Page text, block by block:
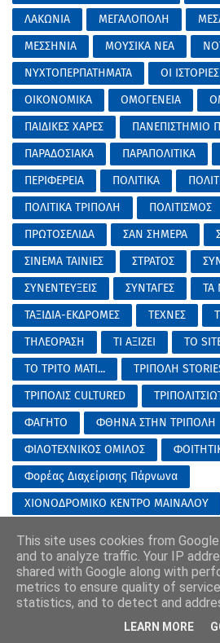
ΛΑΚΩΝΙΑ
ΜΕΓΑΛΟΠΟΛΗ
ΜΕΣΣΗΝΙΑ
ΜΟΥΣΙΚΑ ΝΕΑ
ΝΥΧΤΟΠΕΡΠΑΤΗΜΑΤΑ
ΟΙ
ΟΙΚΟΝΟΜΙΚΑ
ΟΜΟΓΕΝΕΙΑ
ΠΑΙΔΙΚΕΣ ΧΑΡΕΣ
ΠΑΝΕΠΙΣΤΗΜΙΟ
ΠΑΡΑΔΟΣΙΑΚΑ
ΠΑΡΑΠΟΛΙΤΙΚΑ
ΠΕΡΙΦΕΡΕΙΑ
ΠΟΛΙΤΙΚΑ
ΠΟΛΙΤΙΚΑ ΤΡΙΠΟΛΗ
ΠΟΛΙΤΙΣΜΟΣ
ΠΡΩΤΟΣΕΛΙΔΑ
ΣΑΝ ΣΗΜΕΡΑ
ΣΙΝΕΜΑ ΤΑΙΝΙΕΣ
ΣΤΡΑΤΟΣ
ΣΥΝΕΝΤΕΥΞΕΙΣ
ΣΥΝΤΑΓΕΣ
ΤΑ
ΤΑΞΙΔΙΑ-ΕΚΔΡΟΜΕΣ
ΤΕΧΝΕΣ
ΤΗΛΕΟΡΑΣΗ
ΤΙ ΑΞΙΖΕΙ
ΤΟ
ΤΟ ΤΡΙΤΟ ΜΑΤΙ...
ΤΡΙΠΟΛΗ
ΤΡΙΠΟΛΙΣ CULTURED
ΦΑΓΗΤΟ
ΦΘΗΝΑ ΣΤΗΝ ΤΡΙΠΟΛΗ
ΦΙΛΟΤΕΧΝΙΚΟΣ ΟΜΙΛΟΣ
Φορέας Διαχείρισης Πάρνωνα
ΧΙΟΝΟΔΡΟΜΙΚΟ ΚΕΝΤΡΟ ΜΑΙΝΑΛΟΥ
ΩΡΑ ΓΙΑ ΣΧΟΛΕΙΟ...(ΓΙΑ ΜΕΓΑΛΟΥΣ ΚΑΙ
καταβολή οδοιπορικών εξόδων για την
μετακίνησης του υπαλλήλου
This site uses cookies from
and to analyze traffic. Your IP
shared with Google along with
metrics to ensure quality of
statistics, and to detect and
LEARN MORE